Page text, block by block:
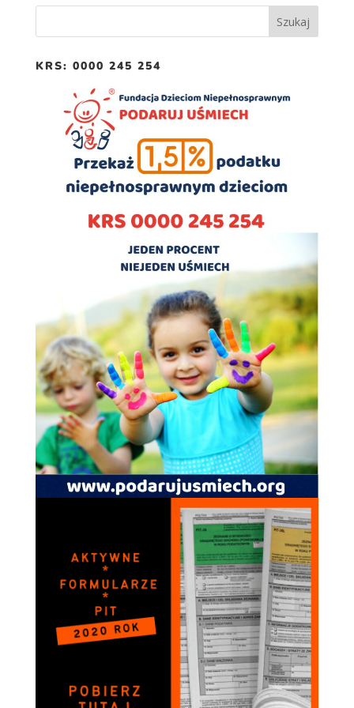
KRS: 0000 245 254
Aby nasza strona
na nią. Jeśli
odrzucisz te pliki
funkcje znikną
ze strony
internetowej.
Marketing
swoje
zainteresowania i
zachowania
podczas
odwiedzania naszej
strony, zwiększasz
szansę na
zobaczenie
spersonalizowanych
treści i ofert.